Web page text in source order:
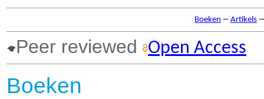
Boeken – Artikels
Peer reviewed Open Access
Boeken